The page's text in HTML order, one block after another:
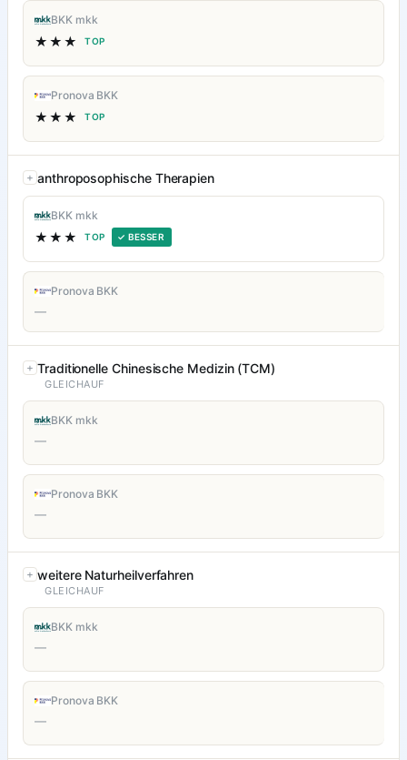
BKK mkk
★★★ TOP
Pronova BKK
★★★ TOP
anthroposophische Therapien
BKK mkk
★★★ TOP ✓ BESSER
Pronova BKK
—
Traditionelle Chinesische Medizin (TCM)
GLEICHAUF
BKK mkk
—
Pronova BKK
—
weitere Naturheilverfahren
GLEICHAUF
BKK mkk
—
Pronova BKK
—